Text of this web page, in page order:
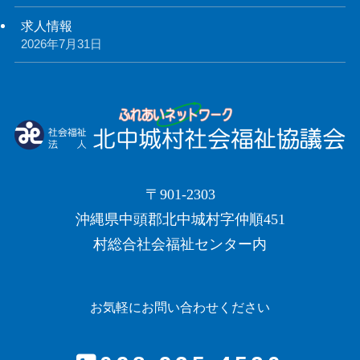
求人情報
2026年7月31日
〒901-2303
沖縄県中頭郡北中城村字仲順451
村総合社会福祉センター内
お気軽にお問い合わせください